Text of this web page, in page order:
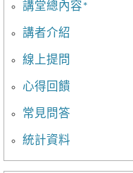
講堂總內容*
講者介紹
線上提問
心得回饋
常見問答
統計資料